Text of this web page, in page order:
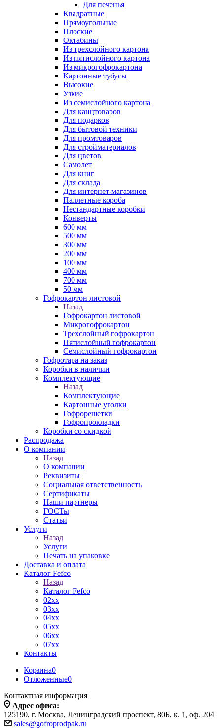
Для печенья
Квадратные
Прямоугольные
Плоские
Октабины
Из трехслойного картона
Из пятислойного картона
Из микрогофрокартона
Картонные тубусы
Высокие
Узкие
Из семислойного картона
Для канцтоваров
Для подарков
Для бытовой техники
Для промтоваров
Для стройматериалов
Для цветов
Самолет
Для книг
Для склада
Для интернет-магазинов
Паллетные короба
Нестандартные коробки
Конверты
600 мм
500 мм
300 мм
200 мм
100 мм
400 мм
700 мм
50 мм
Гофрокартон листовой
Назад
Гофрокартон листовой
Микрогофрокартон
Трехслойный гофрокартон
Пятислойный гофрокартон
Семислойный гофрокартон
Гофротара на заказ
Коробки в наличии
Комплектующие
Назад
Комплектующие
Картонные уголки
Гофрорешетки
Гофропрокладки
Коробки со скидкой
Распродажа
О компании
Назад
О компании
Реквизиты
Социальная ответственность
Сертификаты
Наши партнеры
ГОСТы
Статьи
Услуги
Назад
Услуги
Печать на упаковке
Доставка и оплата
Каталог Fefco
Назад
Каталог Fefco
02xx
03xx
04xx
05xx
06xx
07xx
Контакты
Корзина0
Отложенные0
Контактная информация
Адрес офиса:
125190, г. Москва, Ленинградский проспект, 80Б, к. 1, оф. 204
sales@gofroprodpak.ru